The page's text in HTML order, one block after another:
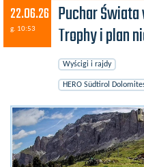
22.06.26
g. 10:53
Puchar
Trophy i plan
Wyścigi i rajdy
HERO Südtirol